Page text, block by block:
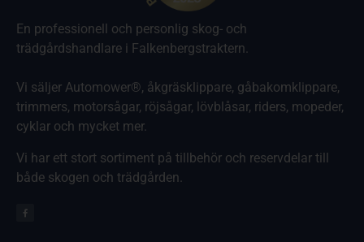
En professionell och personlig skog- och
trädgårdshandlare i Falkenbergstraktern.
Vi säljer Automower®, åkgräsklippare, gåbakomklippare,
trimmers, motorsågar, röjsågar, lövblåsar, riders, mopeder,
cyklar och mycket mer.
Vi har ett stort sortiment på tillbehör och reservdelar till
både skogen och trädgården.